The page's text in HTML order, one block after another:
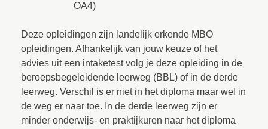
OA4)
Deze opleidingen zijn landelijk erkende MBO
opleidingen. Afhankelijk van jouw keuze of het
advies uit een intaketest volg je deze opleiding in de
beroepsbegeleidende leerweg (BBL) of in de derde
leerweg. Verschil is er niet in het diploma maar wel in
de weg er naar toe. In de derde leerweg zijn er
minder onderwijs- en praktijkuren naar het diploma